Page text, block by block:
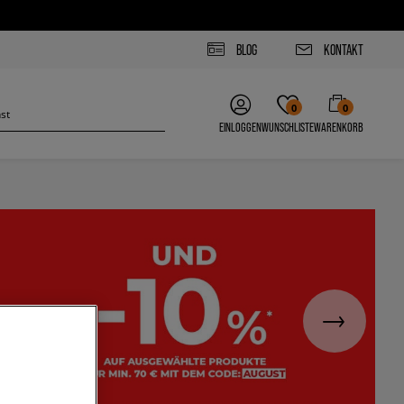
BLOG KONTAKT
EINLOGGEN
0
WUNSCHLISTE
0
WARENKORB